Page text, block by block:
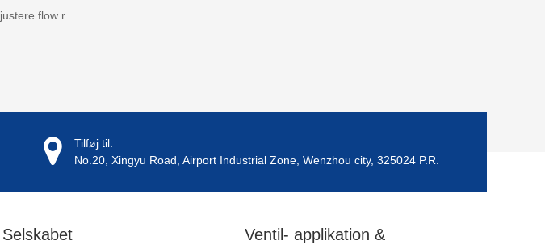
justere flow r ....
Tilføj til:
No.20, Xingyu Road, Airport Industrial Zone, Wenzhou city, 325024 P.R.
Selskabet
Ventil- applikation &